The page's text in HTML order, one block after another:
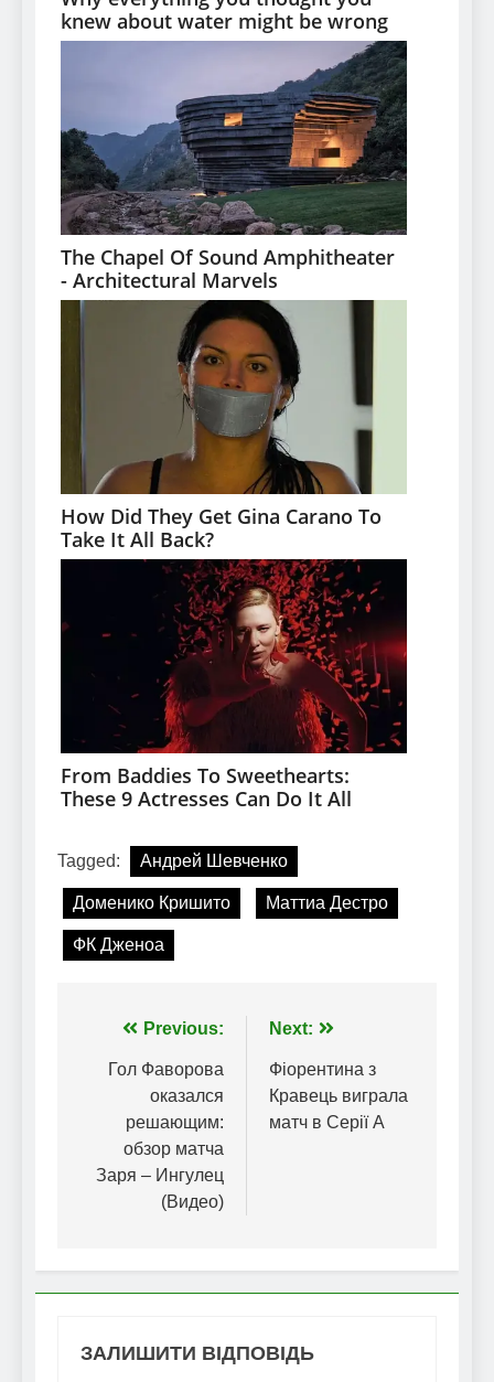
Tagged: Андрей Шевченко
Доменико Кришито Маттиа Дестро
ФК Дженоа
Навігація
записів
Previous:
Гол Фаворова
оказался
решающим:
обзор матча
Заря – Ингулец
(Видео)
Next:
Фіорентина з
Кравець виграла
матч в Серії А
ЗАЛИШИТИ ВІДПОВІДЬ